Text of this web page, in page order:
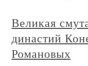
Великая
династий
Романовых